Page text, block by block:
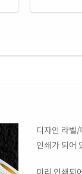
디자인 라벨/
인쇄가 되어